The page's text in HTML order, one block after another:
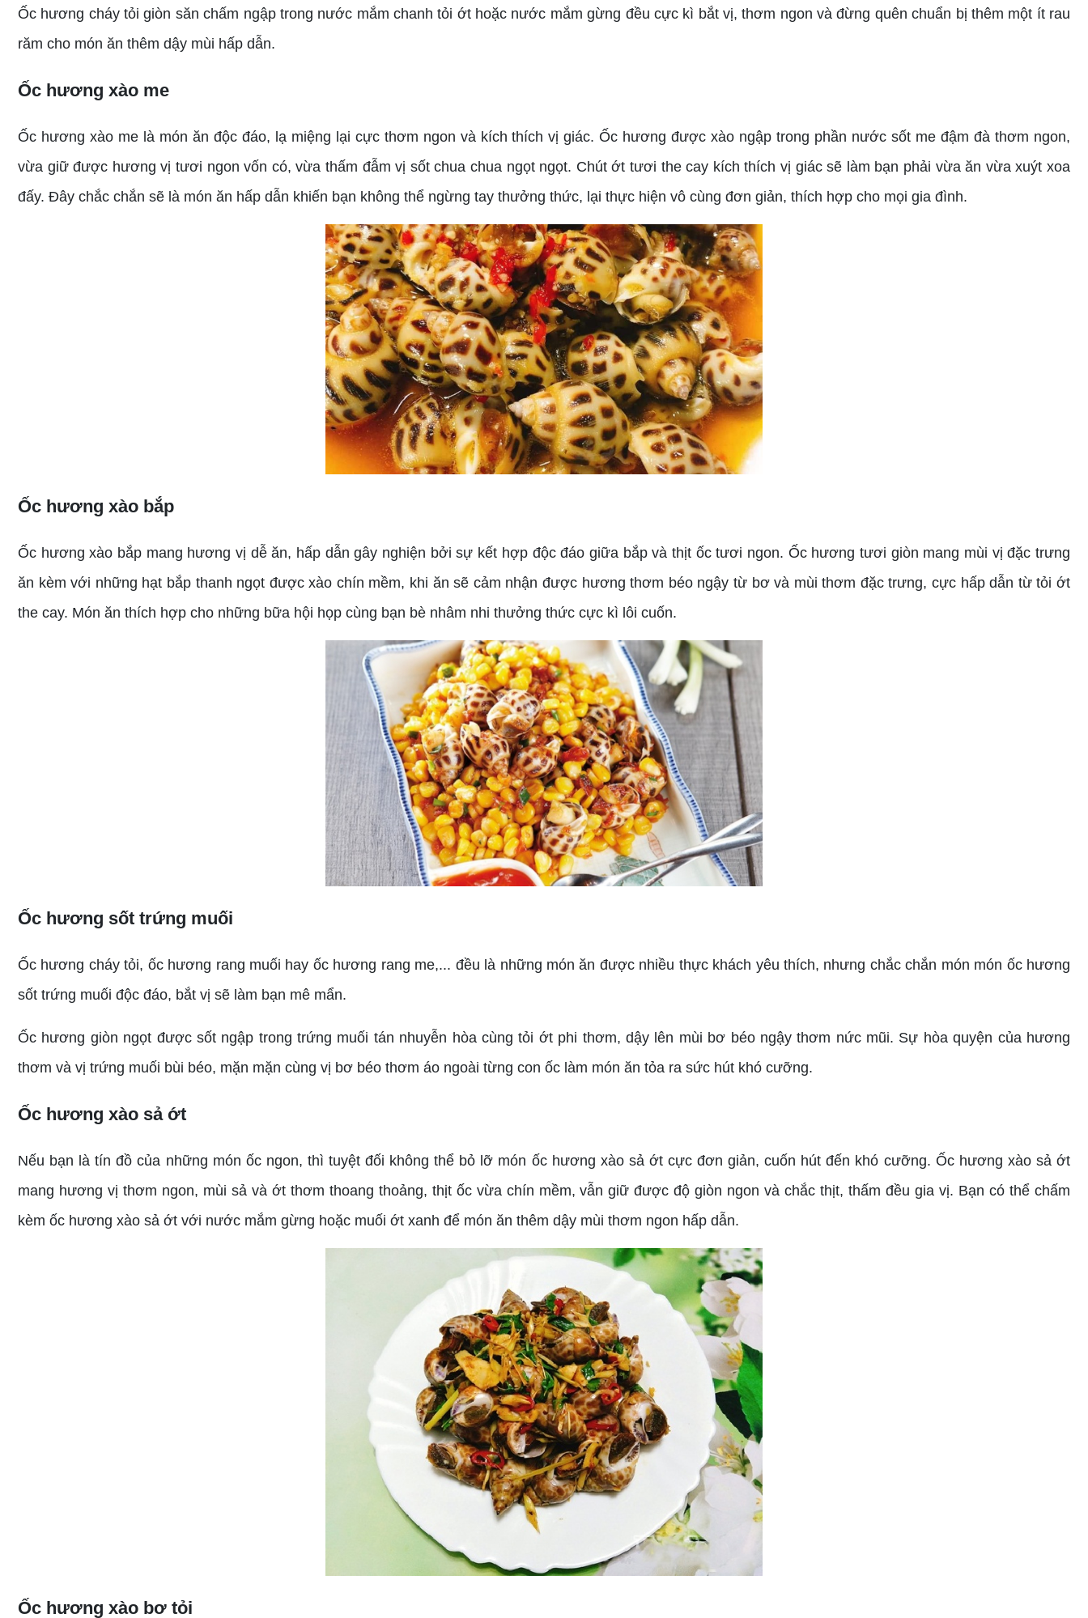
Ốc hương cháy tỏi giòn săn chấm ngập trong nước mắm chanh tỏi ớt hoặc nước mắm gừng đều cực kì bắt vị, thơm ngon và đừng quên chuẩn bị thêm một ít rau
răm cho món ăn thêm dậy mùi hấp dẫn.
Ốc hương xào me
Ốc hương xào me là món ăn độc đáo, lạ miệng lại cực thơm ngon và kích thích vị giác. Ốc hương được xào ngập trong phần nước sốt me đậm đà thơm ngon,
vừa giữ được hương vị tươi ngon vốn có, vừa thấm đẫm vị sốt chua chua ngọt ngọt. Chút ớt tươi the cay kích thích vị giác sẽ làm bạn phải vừa ăn vừa xuýt xoa
đấy. Đây chắc chắn sẽ là món ăn hấp dẫn khiến bạn không thể ngừng tay thưởng thức, lại thực hiện vô cùng đơn giản, thích hợp cho mọi gia đình.
Ốc hương xào bắp
Ốc hương xào bắp mang hương vị dễ ăn, hấp dẫn gây nghiện bởi sự kết hợp độc đáo giữa bắp và thịt ốc tươi ngon. Ốc hương tươi giòn mang mùi vị đặc trưng
ăn kèm với những hạt bắp thanh ngọt được xào chín mềm, khi ăn sẽ cảm nhận được hương thơm béo ngậy từ bơ và mùi thơm đặc trưng, cực hấp dẫn từ tỏi ớt
the cay. Món ăn thích hợp cho những bữa hội họp cùng bạn bè nhâm nhi thưởng thức cực kì lôi cuốn.
Ốc hương sốt trứng muối
Ốc hương cháy tỏi, ốc hương rang muối hay ốc hương rang me,... đều là những món ăn được nhiều thực khách yêu thích, nhưng chắc chắn món món ốc hương
sốt trứng muối độc đáo, bắt vị sẽ làm bạn mê mẩn.
Ốc hương giòn ngọt được sốt ngập trong trứng muối tán nhuyễn hòa cùng tỏi ớt phi thơm, dậy lên mùi bơ béo ngậy thơm nức mũi. Sự hòa quyện của hương
thơm và vị trứng muối bùi béo, mặn mặn cùng vị bơ béo thơm áo ngoài từng con ốc làm món ăn tỏa ra sức hút khó cưỡng.
Ốc hương xào sả ớt
Nếu bạn là tín đồ của những món ốc ngon, thì tuyệt đối không thể bỏ lỡ món ốc hương xào sả ớt cực đơn giản, cuốn hút đến khó cưỡng. Ốc hương xào sả ớt
mang hương vị thơm ngon, mùi sả và ớt thơm thoang thoảng, thịt ốc vừa chín mềm, vẫn giữ được độ giòn ngon và chắc thịt, thấm đều gia vị. Bạn có thể chấm
kèm ốc hương xào sả ớt với nước mắm gừng hoặc muối ớt xanh để món ăn thêm dậy mùi thơm ngon hấp dẫn.
Ốc hương xào bơ tỏi